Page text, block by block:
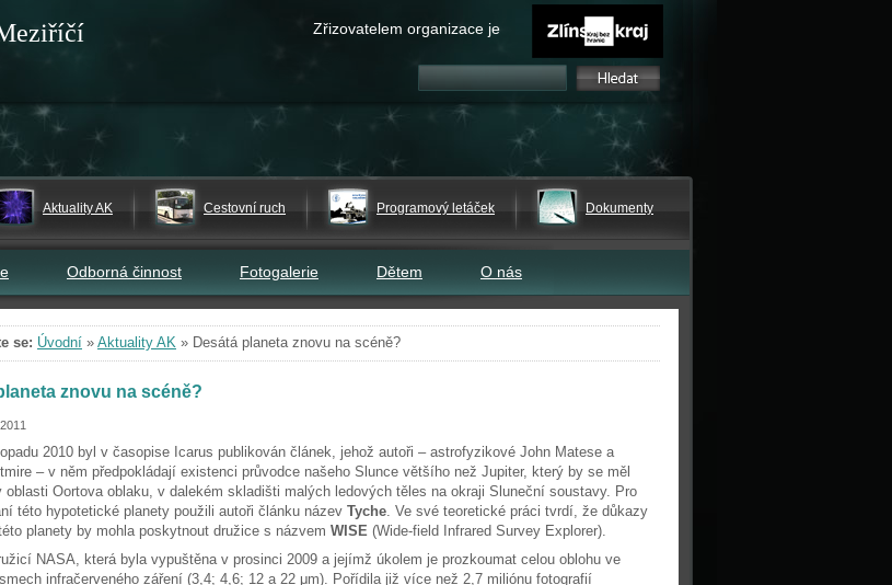
Zřizovatelem organizace je
Aktuality AK Cestovní ruch Programový letáček Dokumenty
Odborná činnost Fotogalerie Dětem O nás
se: Úvodní » Aktuality AK » Desátá planeta znovu na scéně?
znovu na scéně?
2010 byl v časopise Icarus publikován článek, jehož autoři – astrofyzikové John Matese a
– v něm předpokládají existenci průvodce našeho Slunce většího než Jupiter, který by se měl
oblasti Oortova oblaku, v dalekém skladišti malých ledových těles na okraji Sluneční soustavy. Pro
této hypotetické planety použili autoři článku název Tyche. Ve své teoretické práci tvrdí, že důkazy
planety by mohla poskytnout družice s názvem WISE (Wide-field Infrared Survey Explorer).
NASA, která byla vypuštěna v prosinci 2009 a jejímž úkolem je prozkoumat celou oblohu ve
infračerveného záření (3,4; 4,6; 12 a 22 μm). Pořídila již více než 2,7 miliónu fotografií